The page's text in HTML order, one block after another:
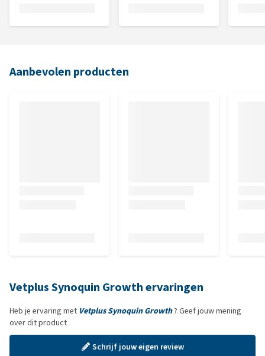
Aanbevolen producten
Vetplus Synoquin Growth ervaringen
Heb je ervaring met Vetplus Synoquin Growth? Geef jouw mening
over dit product
Schrijf jouw eigen review